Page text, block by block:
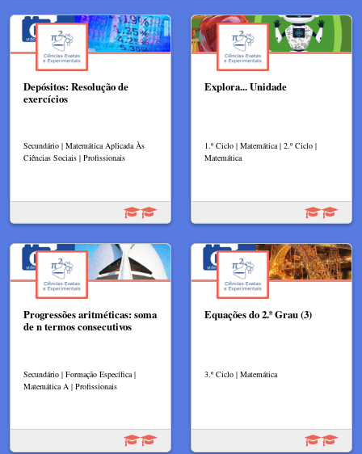
Depósitos: Resolução de
exercícios
Secundário | Matemática Aplicada Às
Ciências Sociais | Profissionais
Explora... Unidade
1.º Ciclo | Matemática | 2.º Ciclo |
Matemática
Progressões aritméticas: soma
de n termos consecutivos
Secundário | Formação Específica |
Matemática A | Profissionais
Equações do 2.º Grau (3)
3.º Ciclo | Matemática